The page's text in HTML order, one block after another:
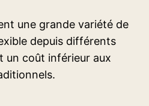
une grande variété de
depuis différents
un coût inférieur aux